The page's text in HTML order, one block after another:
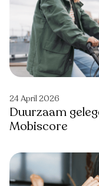
24 April 2026
Duurzaam
Mobiscore